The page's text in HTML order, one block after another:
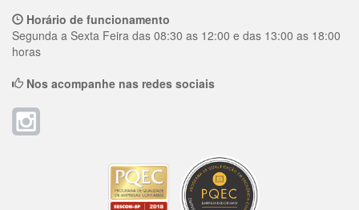
Horário de funcionamento
Segunda a Sexta Feira das 08:30 as 12:00 e das 13:00 as 18:00
horas
Nos acompanhe nas redes sociais